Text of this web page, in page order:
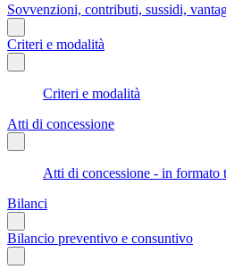
Sovvenzioni, contributi, sussidi,
Criteri e modalità
Criteri e modalità
Atti di concessione
Atti di concessione - in formato
Bilanci
Bilancio preventivo e consuntivo